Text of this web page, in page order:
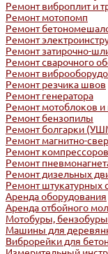
Ремонт виброплит и
Ремонт мотопомп
Ремонт
Ремонт
Ремонт затирочно-
Ремонт сварочного
Ремонт
Ремонт резчика швов
Ремонт генератора
Ремонт мотоблоков и
Ремонт бензопилы
Ремонт болгарки
Ремонт магнитно-
Ремонт компрессоров
Ремонт
Ремонт дизельных
Ремонт штукатурных
Аренда оборудования
Аренда отбойного
Мотобуры, бензобуры
Машины для
Виброрейки для